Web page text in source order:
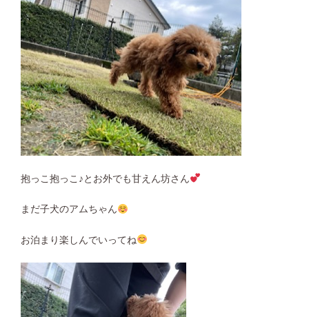
抱っこ抱っこ♪とお外でも甘えん坊さん
まだ子犬のアムちゃん
お泊まり楽しんでいってね